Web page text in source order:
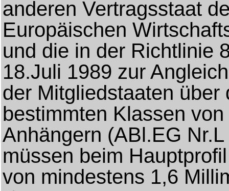
anderen Vertragsstaat
Europäischen
und die in der Richtlinie
18.Juli 1989 zur
der Mitgliedstaaten
bestimmten Klassen
Anhängern (ABl.EG
müssen beim
von mindestens 1,6